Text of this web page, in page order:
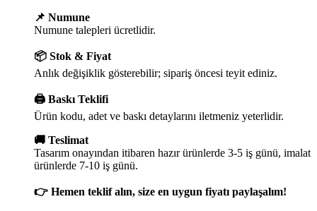
📌 Numune
Numune talepleri ücretlidir.
📦 Stok & Fiyat
Anlık değişiklik gösterebilir; sipariş öncesi teyit ediniz.
🖨️ Baskı Teklifi
Ürün kodu, adet ve baskı detaylarını iletmeniz yeterlidir.
🚚 Teslimat
Tasarım onayından itibaren hazır ürünlerde 3-5 iş günü, imalat
ürünlerde 7-10 iş günü.
👉 Hemen teklif alın, size en uygun fiyatı paylaşalım!